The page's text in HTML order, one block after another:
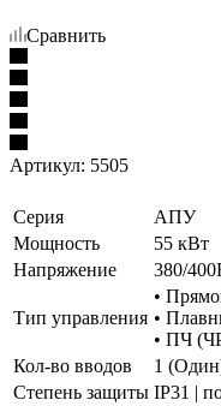
Сравнить
Артикул: 5505
Серия
АПУ
Мощность
55 кВт
Напряжение
380/
Тип управления
•
•
• ПЧ
Кол-во вводов
1
Степень защиты IP31 |